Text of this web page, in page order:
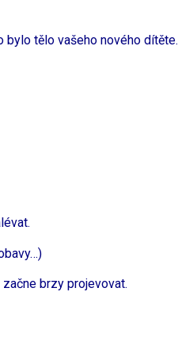
bylo tělo vašeho nového dítěte.
brzy projevovat.